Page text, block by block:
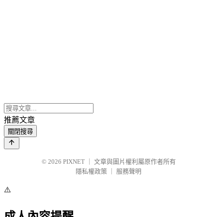
推薦文章
關閉搜尋
© 2026 PIXNET
文章與圖片權利屬原作者所有
隱私權政策
服務聲明
⚠️